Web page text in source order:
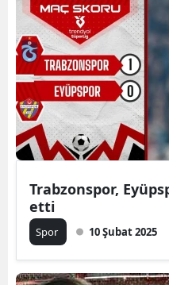
Trabzonspor,
etti
Spor 10 Şubat 2025